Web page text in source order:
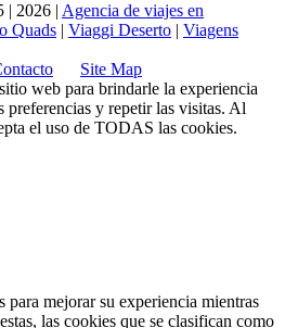
| 2026 | Agencia de viajes en
Quads | Viaggi Deserto | Viagens
Site Map
web para brindarle la experiencia
preferencias y repetir las visitas. Al
el uso de TODAS las cookies.
mejorar su experiencia mientras
las cookies que se clasifican como